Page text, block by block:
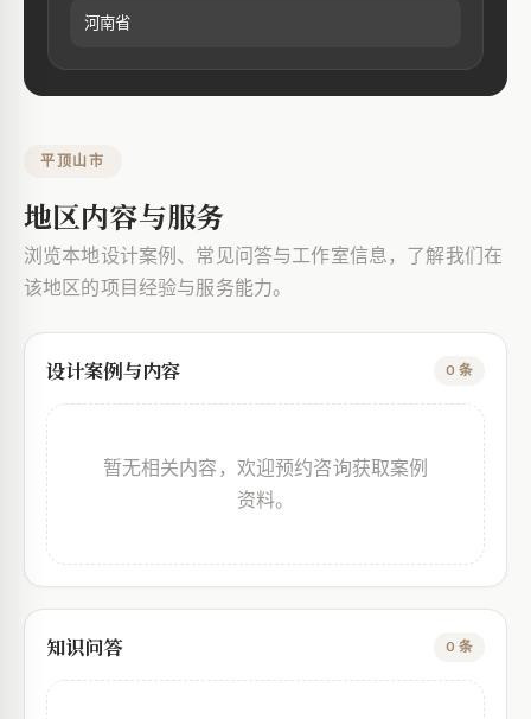
河南省
平顶山市
地区内容与服务
浏览本地设计案例、常见问答与工作室信息，了解我们在
该地区的项目经验与服务能力。
设计案例与内容 0 条
暂无相关内容，欢迎预约咨询获取案例
资料。
知识问答 0 条